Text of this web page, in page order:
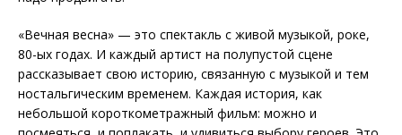
«Вечная весна» — это спектакль с живой музыкой, роке,
80-ых годах. И каждый артист на полупустой сцене
рассказывает свою историю, связанную с музыкой и тем
ностальгическим временем. Каждая история, как
небольшой короткометражный фильм: можно и